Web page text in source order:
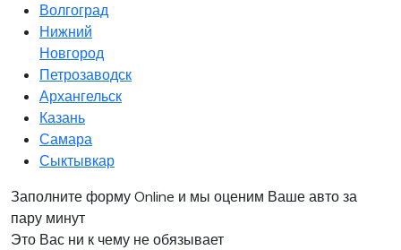
Волгоград
Нижний
Новгород
Петрозаводск
Архангельск
Казань
Самара
Сыктывкар
Заполните форму Online и мы оценим Ваше авто за
пару минут
Это Вас ни к чему не обязывает